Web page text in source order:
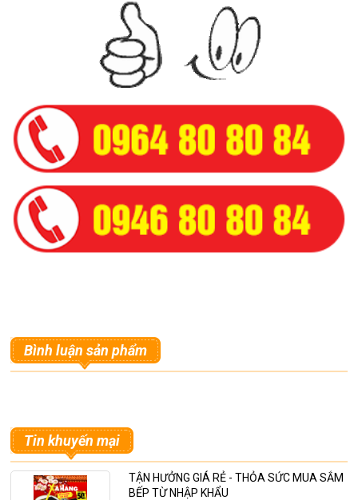
Bình luận sản phẩm
Tin khuyến mại
TẬN HƯỞNG GIÁ RẺ - THỎA SỨC MUA SẮM
BẾP TỪ NHẬP KHẨU